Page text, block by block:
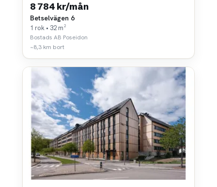
8 784 kr/mån
Betselvägen 6
1 rok • 32 m²
Bostads AB Poseidon
~8,3 km bort